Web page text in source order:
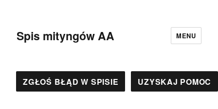
Spis mityngów AA MENU
ZGŁOŚ BŁĄD W SPISIE UZYSKAJ POMOC